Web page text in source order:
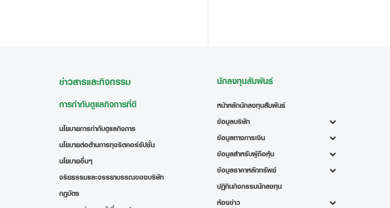
ข่าวสารและกิจกรรม
การกำกับดูแลกิจการที่ดี
นโยบายการกำกับดูแลกิจการ
นโยบายต่อต้านการทุจริตคอร์รัปชั่น
นโยบายอื่นๆ
จริยธรรมและจรรยาบรรณของบริษัท
กฎบัตร
นักลงทุนสัมพันธ์
หน้าหลักนักลงทุนสัมพันธ์
ข้อมูลบริษัท
ข้อมูลทางการเงิน
ข้อมูลสำหรับผู้ถือหุ้น
ข้อมูลราคาหลักทรัพย์
ปฏิทินกิจกรรมนักลงทุน
ห้องข่าว